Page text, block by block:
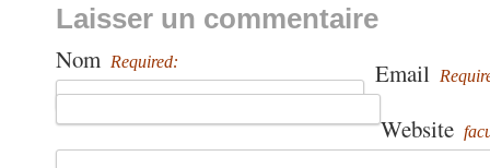
Laisser un commentaire
Nom Required: Email
Website